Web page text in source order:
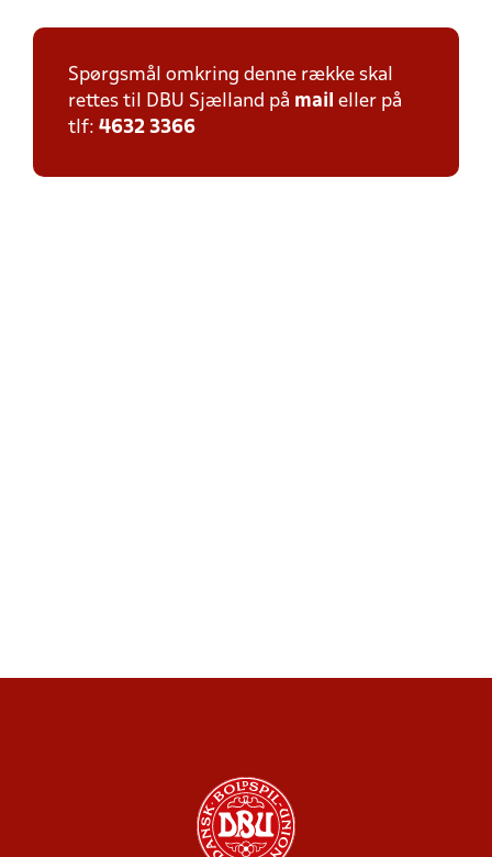
Spørgsmål omkring denne række skal
rettes til DBU Sjælland på mail eller på
tlf: 4632 3366